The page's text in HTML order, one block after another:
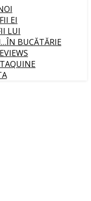
EI
LUI
BUCĂTĂRIE